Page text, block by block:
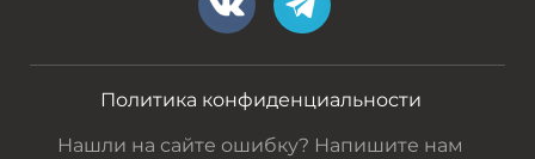
Политика конфиденциальности
Нашли на сайте ошибку? Напишите нам